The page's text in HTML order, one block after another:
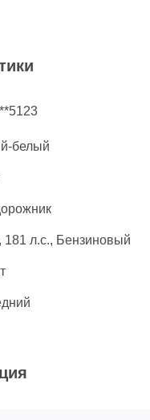
белый
181 л.с., Бензиновый